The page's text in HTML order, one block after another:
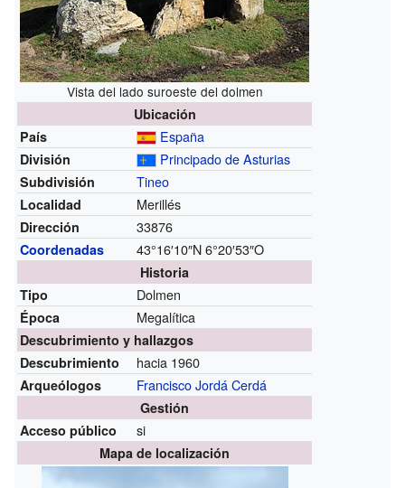
Vista del lado suroeste del dolmen
Ubicación
País
España
División Principado de Asturias
Subdivisión Tineo
Localidad Merillés
Dirección 33876
Coordenadas 43°16′10″N6°20′53″O
Historia
Tipo
Dolmen
Época Megalítica
Descubrimiento y hallazgos
Descubrimiento
hacia 1960
Arqueólogos Francisco Jordá Cerdá
Gestión
Acceso público
si
Mapa de localización